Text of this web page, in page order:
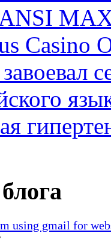
Casino
using gmail for